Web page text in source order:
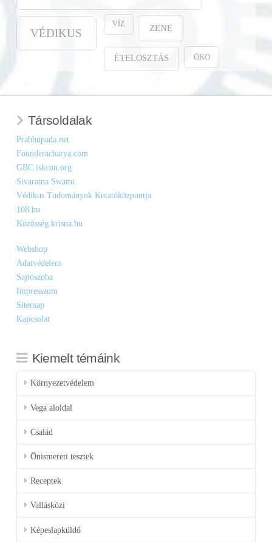
VÉDIKUS
VÍZ ZENE
ÉTELOSZTÁS ÖKO
Társoldalak
Prabhupada.net
Founderacharya.com
GBC.iskcon.org
Sivarama Swami
Védikus Tudományok Kutatóközpontja
108.hu
Közösség.krisna.hu
Webshop
Adatvédelem
Sajtószoba
Impresszum
Sitemap
Kapcsolat
Kiemelt témáink
Környezetvédelem
Vega aloldal
Család
Önismereti tesztek
Receptek
Vallásközi
Képeslapküldő